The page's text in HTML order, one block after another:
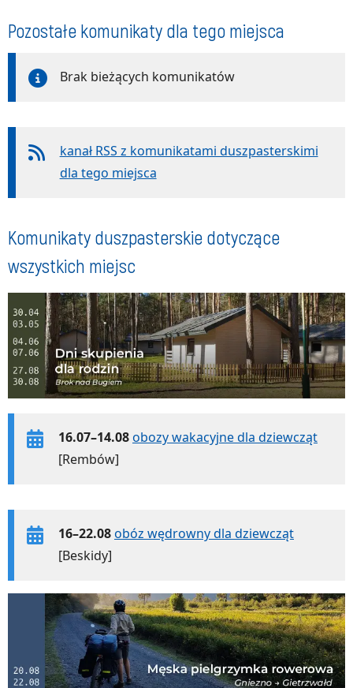
Pozostałe komunikaty dla tego miejsca
Brak bieżących komunikatów
kanał RSS z komunikatami duszpasterskimi
dla tego miejsca
Komunikaty duszpasterskie dotyczące
wszystkich miejsc
16.07–14.08obozy wakacyjne dla dziewcząt
[Rembów]
16–22.08obóz wędrowny dla dziewcząt
[Beskidy]